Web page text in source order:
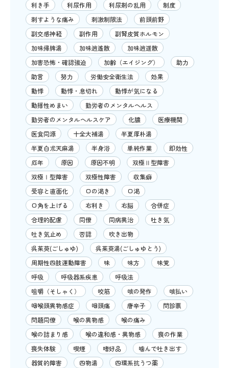
利き手
利尿作用 利尿剤の乱用
制度
刺すような痛み
刺激制限法
前頭前野
副交感神経
副作用
副腎皮質ホルモン
加味帰脾湯
加味逍遙散
加味逍遥散
加害恐怖・確認強迫
加齢（エイジング）
助力
助言
努力 労働安全衛生法
効果
動悸
動悸・息切れ
動悸が気になる
動揺性めまい
勤労者のメンタルヘルス
勤労者のメンタルヘルスケア
化膿
医療機関
医食同源
十全大補湯
半夏厚朴湯
半夏白朮天麻湯
半身浴 単純作業
即効性
厄年
原因 原因不明
双極Ⅱ型障害
双極Ⅰ型障害
双極性障害
収集癖
受容と直面化
口の渇き
口渇
口角を上げる
右利き 右脳
合併症
合理的配慮
同僚 同病異治
吐き気
吐き気止め
否認
吹き出物
呉茱萸(ごしゅゆ)
呉茱萸湯(ごしゅゆとう)
周期性四肢運動障害
味 味方
味覚
呼吸
呼吸器系疾患
呼吸法
咀嚼（そしゃく）
咬筋 咳の発作
咳払い
咽喉頭異物感症
咽頭痛 唐辛子
問診票
問題同僚
喉の異物感
喉の痛み
喉の詰まり感
喉の違和感・異物感
喪の作業
喪失体験
喫煙 嗜好品
噛んで吐き出す
器質的障害
四物湯
四環系抗うつ薬